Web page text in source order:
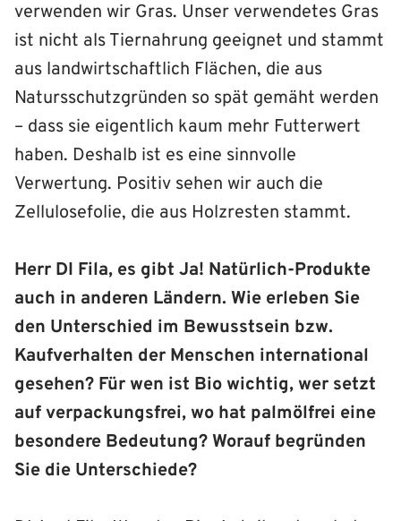
verwenden wir Gras. Unser verwendetes Gras
ist nicht als Tiernahrung geeignet und stammt
aus landwirtschaftlich Flächen, die aus
Natursschutzgründen so spät gemäht werden
– dass sie eigentlich kaum mehr Futterwert
haben. Deshalb ist es eine sinnvolle
Verwertung. Positiv sehen wir auch die
Zellulosefolie, die aus Holzresten stammt.
Herr DI Fila, es gibt Ja! Natürlich-Produkte
auch in anderen Ländern. Wie erleben Sie
den Unterschied im Bewusstsein bzw.
Kaufverhalten der Menschen international
gesehen? Für wen ist Bio wichtig, wer setzt
auf verpackungsfrei, wo hat palmölfrei eine
besondere Bedeutung? Worauf begründen
Sie die Unterschiede?